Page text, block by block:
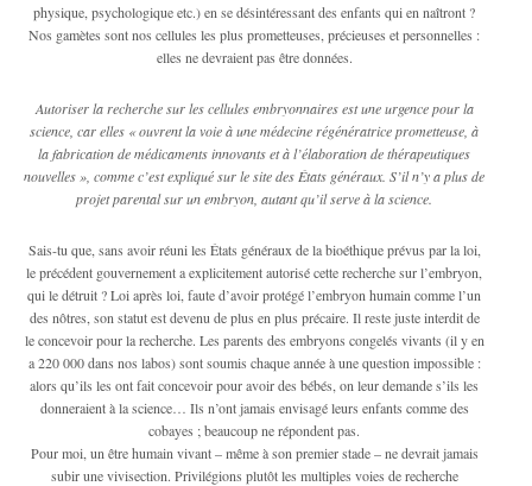
physique, psychologique etc.) en se désintéressant des enfants qui en naîtront ?
Nos gamètes sont nos cellules les plus prometteuses, précieuses et personnelles :
elles ne devraient pas être données.
Autoriser la recherche sur les cellules embryonnaires est une urgence pour la
science, car elles « ouvrent la voie à une médecine régénératrice prometteuse, à
la fabrication de médicaments innovants et à l’élaboration de thérapeutiques
nouvelles », comme c’est expliqué sur le site des États généraux. S’il n’y a plus de
projet parental sur un embryon, autant qu’il serve à la science.
Sais-tu que, sans avoir réuni les États généraux de la bioéthique prévus par la loi,
le précédent gouvernement a explicitement autorisé cette recherche sur l’embryon,
qui le détruit ? Loi après loi, faute d’avoir protégé l’embryon humain comme l’un
des nôtres, son statut est devenu de plus en plus précaire. Il reste juste interdit de
le concevoir pour la recherche. Les parents des embryons congelés vivants (il y en
a 220 000 dans nos labos) sont soumis chaque année à une question impossible :
alors qu’ils les ont fait concevoir pour avoir des bébés, on leur demande s’ils les
donneraient à la science… Ils n’ont jamais envisagé leurs enfants comme des
cobayes ; beaucoup ne répondent pas.
Pour moi, un être humain vivant – même à son premier stade – ne devrait jamais
subir une vivisection. Privilégions plutôt les multiples voies de recherche